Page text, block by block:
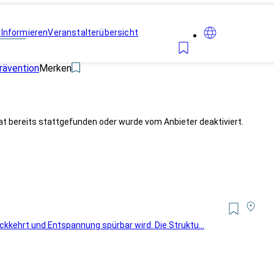
InformierenVeranstalterübersicht
Merken
bereits stattgefunden oder wurde vom Anbieter deaktiviert.
und Entspannung spürbar wird. Die Struktu...